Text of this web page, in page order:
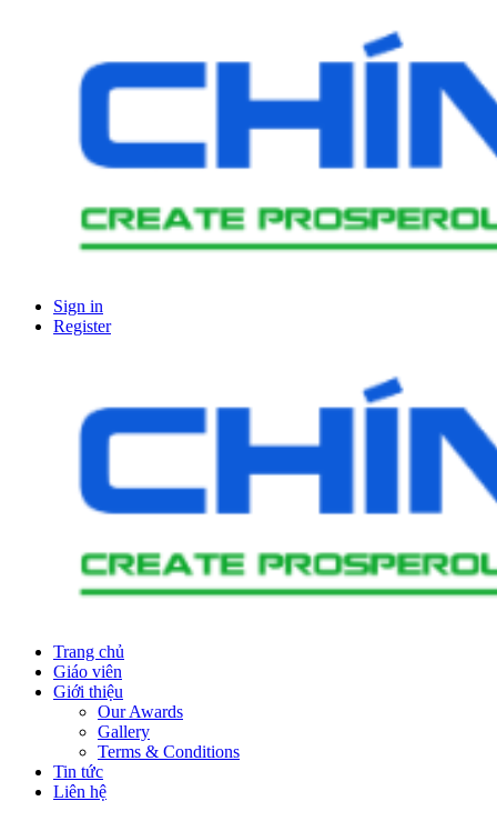
Sign in
Register
Trang chủ
Giáo viên
Giới thiệu
Our Awards
Gallery
Terms & Conditions
Tin tức
Liên hệ